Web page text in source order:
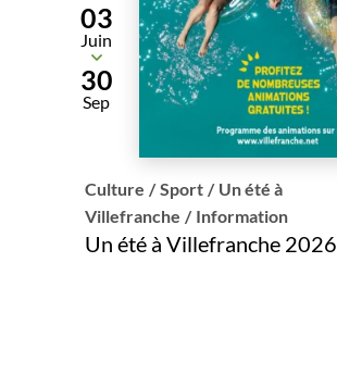
Un été à Villefranche 2026
Culture / Sport / Un été à
Villefranche / Information
Du
03
Juin
30
Sep